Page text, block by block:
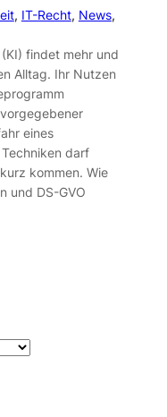
, IT-Recht, News
findet mehr und
Alltag. Ihr Nutzen
eines
darf
kommen. Wie
und DS-GVO